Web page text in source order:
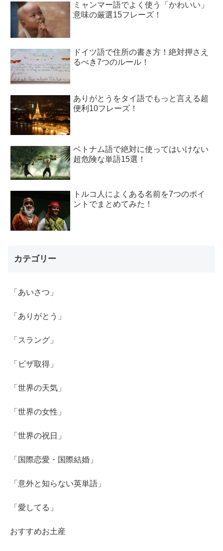
ミャンマー語でよく使う「かわいい」
意味の厳選15フレーズ！
ドイツ語で住所の書き方！絶対押さえ
るべき7つのルール！
ありがとうをタイ語でもっと言える超
便利10フレーズ！
ベトナム語で絶対に使ってはいけない
超危険な単語15選！
トルコ人によくある名前を7つのポイ
ントでまとめてみた！
カテゴリー
「あいさつ」
「ありがとう」
「スラング」
「ビザ取得」
「世界の天気」
「世界の女性」
「世界の祝日」
「国際恋愛・国際結婚」
「意外と知らない英単語」
「愛してる」
おすすめお土産